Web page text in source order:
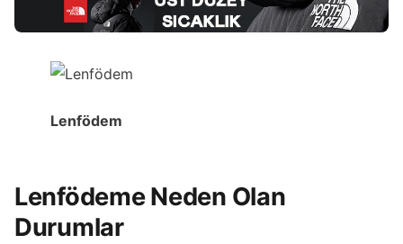
Lenfödem
Lenfödeme Neden Olan
Durumlar